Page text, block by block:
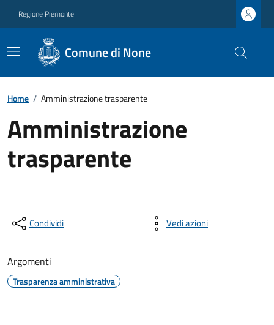
Regione Piemonte
Comune di None
Home / Amministrazione trasparente
Amministrazione
trasparente
Condividi Vedi azioni
Argomenti
Trasparenza amministrativa